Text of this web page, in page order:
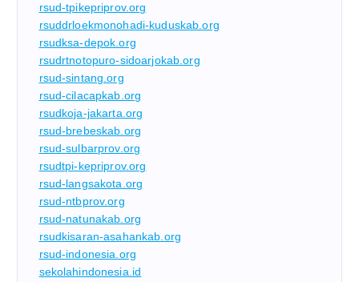
rsud-tpikepriprov.org
rsuddrloekmonohadi-kuduskab.org
rsudksa-depok.org
rsudrtnotopuro-sidoarjokab.org
rsud-sintang.org
rsud-cilacapkab.org
rsudkoja-jakarta.org
rsud-brebeskab.org
rsud-sulbarprov.org
rsudtpi-kepriprov.org
rsud-langsakota.org
rsud-ntbprov.org
rsud-natunakab.org
rsudkisaran-asahankab.org
rsud-indonesia.org
sekolahindonesia.id